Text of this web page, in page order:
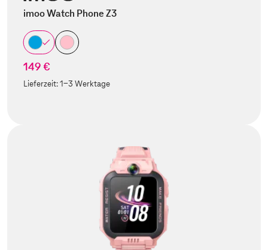
imoo Watch Phone Z3
149 €
Lieferzeit:1-3 Werktage